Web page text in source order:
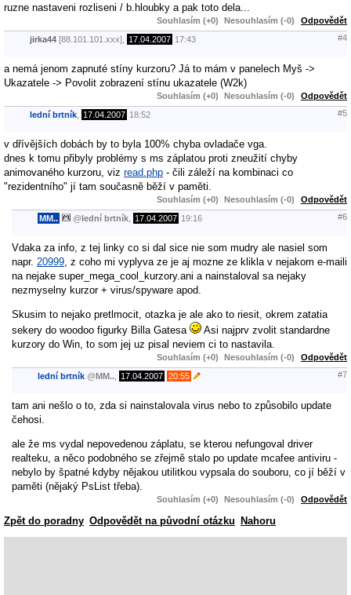
ruzne nastaveni rozliseni / b.hloubky a pak toto dela...
Souhlasím (+0) Nesouhlasím (-0) Odpovědět
jirka44 [88.101.101.xxx], 17.04.2007 17:43 #4
a nemá jenom zapnuté stíny kurzoru? Já to mám v panelech Myš ->
Ukazatele -> Povolit zobrazení stínu ukazatele (W2k)
Souhlasím (+0) Nesouhlasím (-0) Odpovědět
lední brtník 17.04.2007 18:52 #5
v dřívějších dobách by to byla 100% chyba ovladače vga.
dnes k tomu přibyly problémy s ms záplatou proti zneužití chyby
animovaného kurzoru, viz read.php - čili záleží na kombinaci co
"rezidentního" jí tam současně běží v paměti.
Souhlasím (+0) Nesouhlasím (-0) Odpovědět
MM.. @lední brtník 17.04.2007 19:16 #6
Vdaka za info, z tej linky co si dal sice nie som mudry ale nasiel som
napr. 20999 , z coho mi vyplyva ze je aj mozne ze klikla v nejakom e-maili
na nejake super_mega_cool_kurzory.ani a nainstaloval sa nejaky
nezmyselny kurzor + virus/spyware apod.
Skusim to nejako pretlmocit, otazka je ale ako to riesit, okrem zatatia
sekery do woodoo figurky Billa Gatesa
Asi najprv zvolit standardne
kurzory do Win, to som jej uz pisal neviem ci to nastavila.
Souhlasím (+0) Nesouhlasím (-0) Odpovědět
lední brtník @MM.. 17.04.2007 20:55 #7
tam ani nešlo o to, zda si nainstalovala virus nebo to způsobilo update
čehosi.
ale že ms vydal nepovedenou záplatu, se kterou nefungoval driver
realteku, a něco podobného se zřejmě stalo po update mcafee antiviru -
nebylo by špatné kdyby nějakou utilitkou vypsala do souboru, co jí běží v
paměti (nějaký PsList třeba).
Souhlasím (+0) Nesouhlasím (-0) Odpovědět
Zpět do poradny Odpovědět na původní otázku Nahoru